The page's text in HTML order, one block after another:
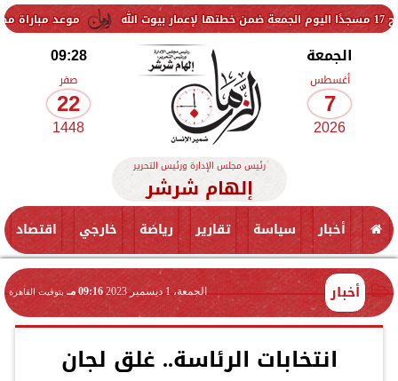
موعد مباراة مصر وإسبانيا
الجمعة
أغسطس
7
2026
09:28
صفر
22
1448
رئيس مجلس الإدارة ورئيس التحرير
إلهام شرشر
أخبار سياسة تقارير رياضة خارجي اقتصاد
أخبار الجمعة، 1 ديسمبر 2023 09:16 مـ بتوقيت القاهرة
انتخابات الرئاسة.. غلق لجان